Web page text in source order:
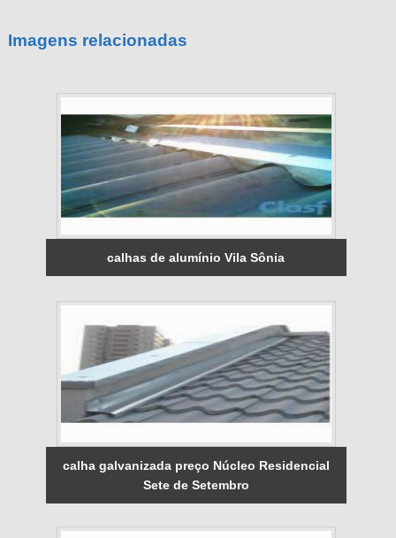
Imagens relacionadas
calhas de alumínio Vila Sônia
calha galvanizada preço Núcleo Residencial
Sete de Setembro